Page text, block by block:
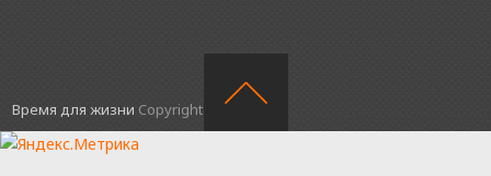
Время для жизни Copyright © 2016.